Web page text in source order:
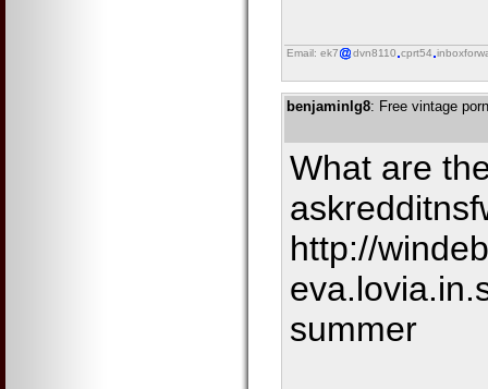
Email: ek7 dvn8110 cprt54
benjaminlg8: Free vintage
What are
http://
summer